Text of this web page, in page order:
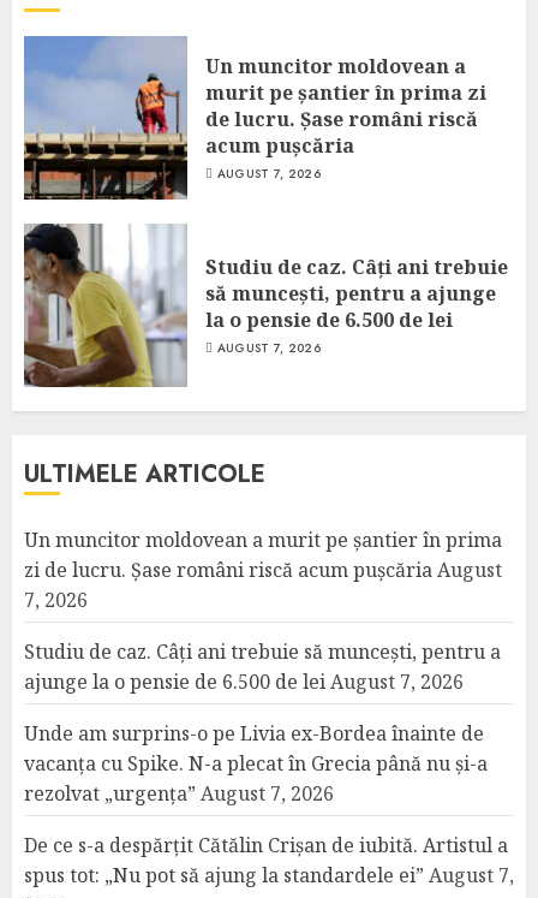
Un muncitor moldovean a
murit pe șantier în prima zi
de lucru. Șase români riscă
acum pușcăria
AUGUST 7, 2026
Studiu de caz. Câți ani trebuie
să muncești, pentru a ajunge
la o pensie de 6.500 de lei
AUGUST 7, 2026
ULTIMELE ARTICOLE
Un muncitor moldovean a murit pe șantier în prima
zi de lucru. Șase români riscă acum pușcăriaAugust
7, 2026
Studiu de caz. Câți ani trebuie să muncești, pentru a
ajunge la o pensie de 6.500 de leiAugust 7, 2026
Unde am surprins-o pe Livia ex-Bordea înainte de
vacanța cu Spike. N-a plecat în Grecia până nu și-a
rezolvat „urgența” August 7, 2026
De ce s-a despărțit Cătălin Crișan de iubită. Artistul a
spus tot: „Nu pot să ajung la standardele ei” August 7,